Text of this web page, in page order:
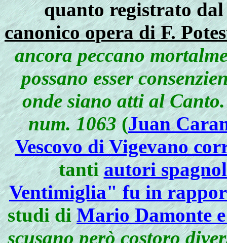
quanto registrato
canonico opera di F.
ancora peccano
possano esser
onde siano atti al
num.1063(Juan
Vescovo di Vigevano
tantiautori
Ventimiglia" fu in
studi diMario Damonte
scusano però costoro